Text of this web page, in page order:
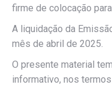
firme de colocação
A liquidação da
mês de abril de 2025.
O presente material
informativo, nos